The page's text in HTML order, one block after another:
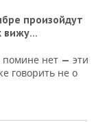
произойдут
вижу…
нет — эти
говорить не о